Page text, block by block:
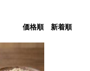
新着順
価格順